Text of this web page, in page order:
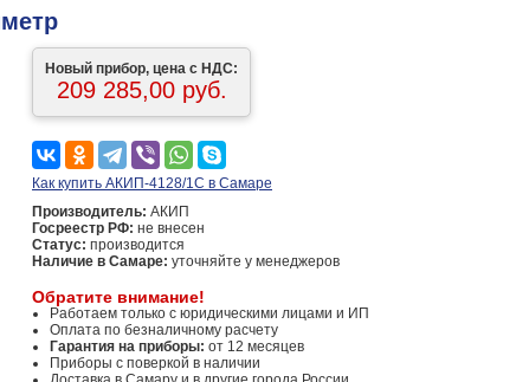
Новый прибор, цена с НДС:
209 285,00 руб.
Как купить АКИП-4128/1С в Самаре
Производитель: АКИП
Госреестр РФ: не внесен
Статус: производится
Наличие в Самаре: уточняйте у менеджеров
Обратите внимание!
Работаем только с юридическими лицами и ИП
Оплата по безналичному расчету
Гарантия на приборы: от 12 месяцев
Приборы с поверкой в наличии